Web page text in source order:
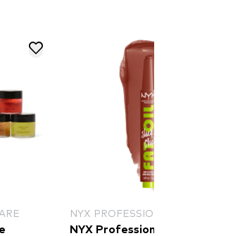
NYX PROFESSIONAL MAKEUP
NYX Professional Makeup